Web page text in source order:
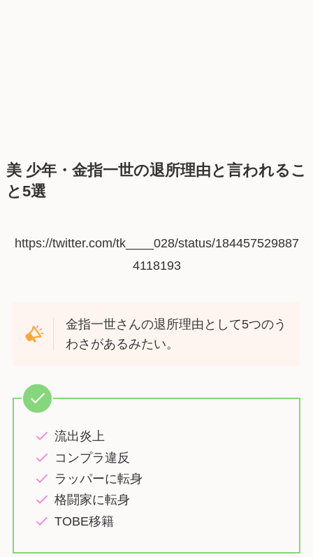
美 少年・金指一世の退所理由と言われるこ
と5選
https://twitter.com/tk____028/status/184457529887
4118193
金指一世さんの退所理由として5つのう
わさがあるみたい。
流出炎上
コンプラ違反
ラッパーに転身
格闘家に転身
TOBE移籍